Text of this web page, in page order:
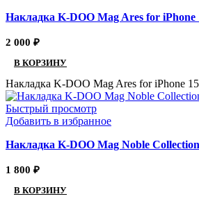
Накладка K-DOO Mag Ares for iPhone
2 000 ₽
В КОРЗИНУ
Накладка K-DOO Mag Ares for iPhone
Быстрый просмотр
Добавить в избранное
Накладка K-DOO Mag Noble
1 800 ₽
В КОРЗИНУ